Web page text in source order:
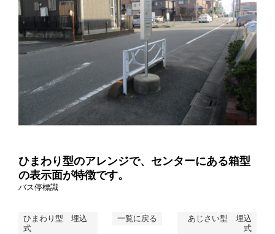
ひまわり型のアレンジで、センターにある箱型
の表示面が特徴です。
バス停標識
ひまわり型 埋込
式
一覧に戻る
あじさい型 埋込
式